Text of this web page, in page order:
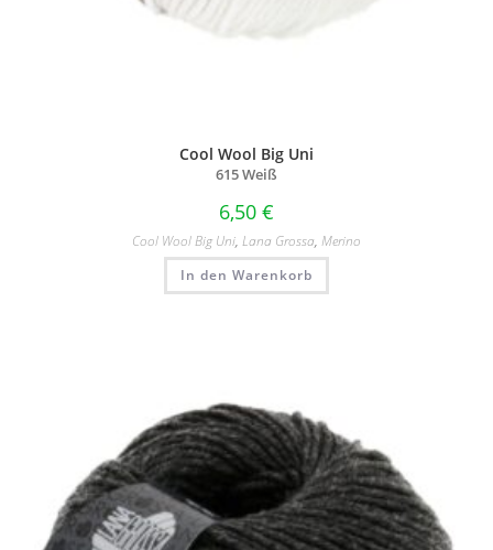
Cool Wool Big Uni
615 Weiß
6,50 €
Cool Wool Big Uni, Lana Grossa, Merino
In den Warenkorb